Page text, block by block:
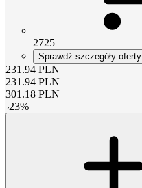
2725
Sprawdź szczegóły oferty
231.94 PLN
231.94 PLN
301.18 PLN
-23%